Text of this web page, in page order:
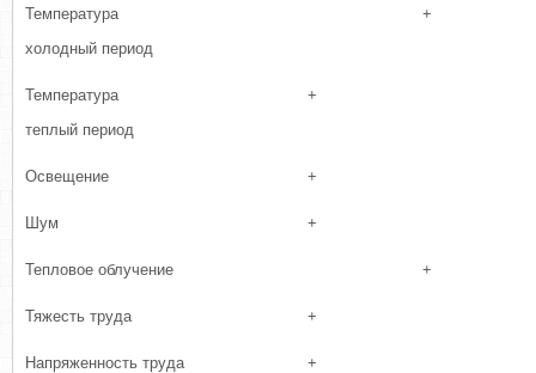
Температура
холодный период
+
Температура
теплый период
+
Освещение +
Шум +
Тепловое облучение +
Тяжесть труда +
Напряженность труда +